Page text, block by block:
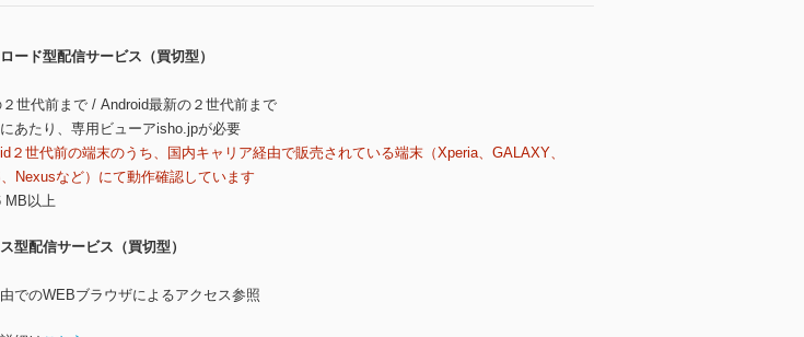
ード型配信サービス（買切型）
世代前まで / Android最新の２世代前まで
あたり、専用ビューアisho.jpが必要
２世代前の端末のうち、国内キャリア経由で販売されている端末（Xperia、GALAXY、
Nexusなど）にて動作確認しています
MB以上
型配信サービス（買切型）
でのWEBブラウザによるアクセス参照